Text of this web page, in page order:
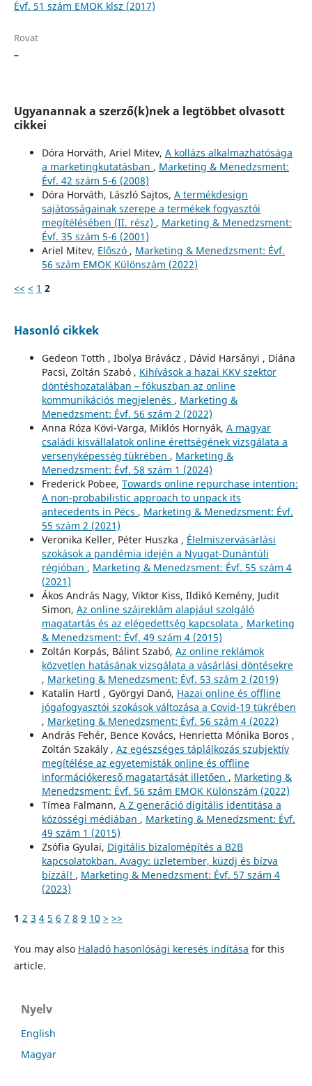
Évf. 51 szám EMOK klsz (2017)
Rovat
–
Ugyanannak a szerző(k)nek a legtöbbet olvasott
cikkei
Dóra Horváth, Ariel Mitev, A kollázs alkalmazhatósága
a marketingkutatásban , Marketing & Menedzsment:
Évf. 42 szám 5-6 (2008)
Dóra Horváth, László Sajtos, A termékdesign
sajátosságainak szerepe a termékek fogyasztói
megítélésében (II. rész) , Marketing & Menedzsment:
Évf. 35 szám 5-6 (2001)
Ariel Mitev, Előszó , Marketing & Menedzsment: Évf.
56 szám EMOK Különszám (2022)
<< < 1 2
Hasonló cikkek
Gedeon Totth , Ibolya Brávácz , Dávid Harsányi , Diána
Pacsi, Zoltán Szabó , Kihívások a hazai KKV szektor
döntéshozatalában – fókuszban az online
kommunikációs megjelenés , Marketing &
Menedzsment: Évf. 56 szám 2 (2022)
Anna Róza Kövi-Varga, Miklós Hornyák, A magyar
családi kisvállalatok online érettségének vizsgálata a
versenyképesség tükrében , Marketing &
Menedzsment: Évf. 58 szám 1 (2024)
Frederick Pobee, Towards online repurchase intention:
A non-probabilistic approach to unpack its
antecedents in Pécs , Marketing & Menedzsment: Évf.
55 szám 2 (2021)
Veronika Keller, Péter Huszka , Élelmiszervásárlási
szokások a pandémia idején a Nyugat-Dunántúli
régióban , Marketing & Menedzsment: Évf. 55 szám 4
(2021)
Ákos András Nagy, Viktor Kiss, Ildikó Kemény, Judit
Simon, Az online szájreklám alapjául szolgáló
magatartás és az elégedettség kapcsolata , Marketing
& Menedzsment: Évf. 49 szám 4 (2015)
Zoltán Korpás, Bálint Szabó, Az online reklámok
közvetlen hatásának vizsgálata a vásárlási döntésekre
, Marketing & Menedzsment: Évf. 53 szám 2 (2019)
Katalin Hartl , Györgyi Danó, Hazai online és offline
jógafogyasztói szokások változása a Covid-19 tükrében
, Marketing & Menedzsment: Évf. 56 szám 4 (2022)
András Fehér, Bence Kovács, Henrietta Mónika Boros ,
Zoltán Szakály , Az egészséges táplálkozás szubjektív
megítélése az egyetemisták online és offline
információkereső magatartását illetően , Marketing &
Menedzsment: Évf. 56 szám EMOK Különszám (2022)
Tímea Falmann, A Z generáció digitális identitása a
közösségi médiában , Marketing & Menedzsment: Évf.
49 szám 1 (2015)
Zsófia Gyulai, Digitális bizalomépítés a B2B
kapcsolatokban. Avagy: üzletember, küzdj és bízva
bízzál! , Marketing & Menedzsment: Évf. 57 szám 4
(2023)
1 2 3 4 5 6 7 8 9 10 > >>
You may also Haladó hasonlósági keresés indítása for this
article.
Nyelv
English
Magyar